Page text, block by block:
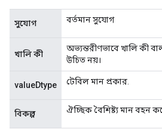
সুযোগ বর্তমান সুযোগ
খালি কী
অভ্যন্তরীণভাবে খালি কী
উচিত নয়।
valueDtype টেবিল মান প্রকার.
বিকল্প ঐচ্ছিক বৈশিষ্ট্য মান বহন